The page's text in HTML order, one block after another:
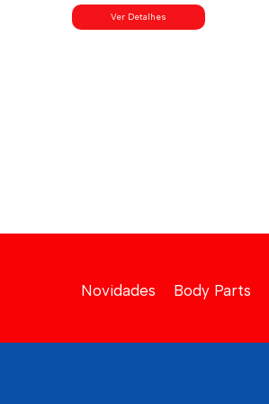
Ver Detalhes
Novidades Body Parts